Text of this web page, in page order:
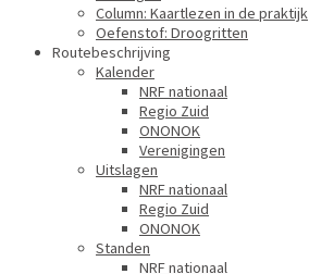
Column: Kaartlezen in de praktijk
Oefenstof: Droogritten
Routebeschrijving
Kalender
NRF nationaal
Regio Zuid
ONONOK
Verenigingen
Uitslagen
NRF nationaal
Regio Zuid
ONONOK
Standen
NRF nationaal